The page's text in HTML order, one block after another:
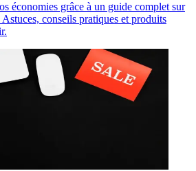
économies grâce à un guide complet sur
conseils pratiques et produits